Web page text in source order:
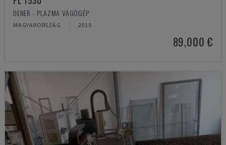
DENER - PLAZMA VÁGÓGÉP
MAGYARORSZÁG 2019
89,000 €